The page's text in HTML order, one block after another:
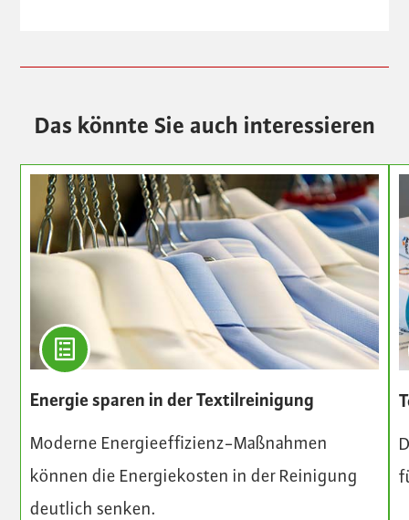
Das könnte Sie auch interessieren
Energie sparen in der Textilreinigung
Moderne Energieeffizienz-Maßnahmen
können die Energiekosten in der Reinigung
deutlich senken.